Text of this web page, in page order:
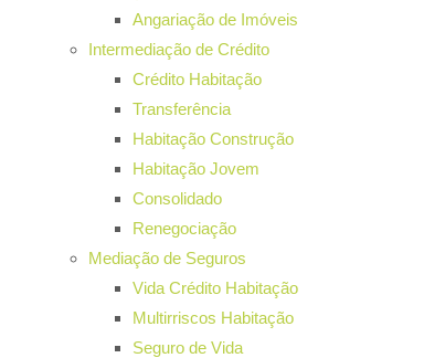
Angariação de Imóveis
Intermediação de Crédito
Crédito Habitação
Transferência
Habitação Construção
Habitação Jovem
Consolidado
Renegociação
Mediação de Seguros
Vida Crédito Habitação
Multirriscos Habitação
Seguro de Vida